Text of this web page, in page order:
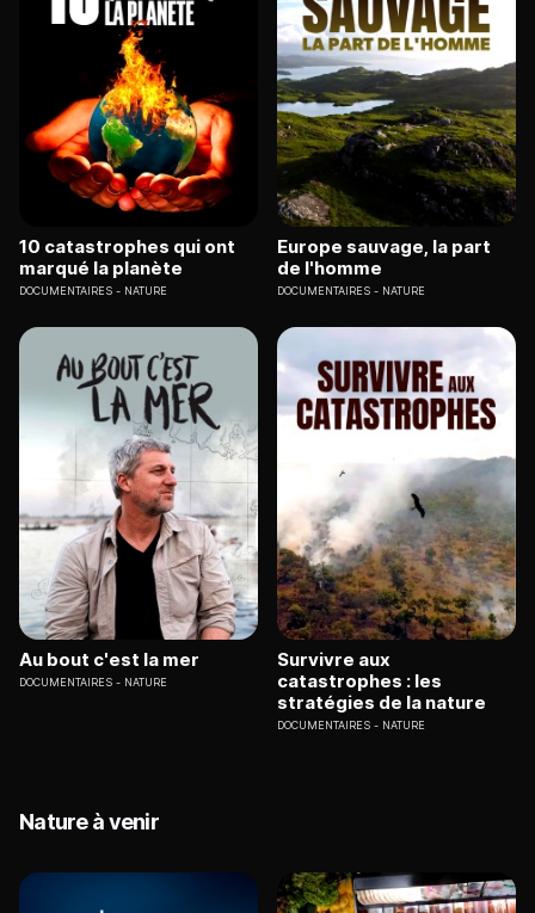
10 catastrophes qui ont
marqué la planète
DOCUMENTAIRES NATURE
Europe sauvage, la part
de l'homme
DOCUMENTAIRES NATURE
Au bout c'est la mer
DOCUMENTAIRES NATURE
Survivre aux
catastrophes : les
stratégies de la nature
DOCUMENTAIRES NATURE
Nature à venir